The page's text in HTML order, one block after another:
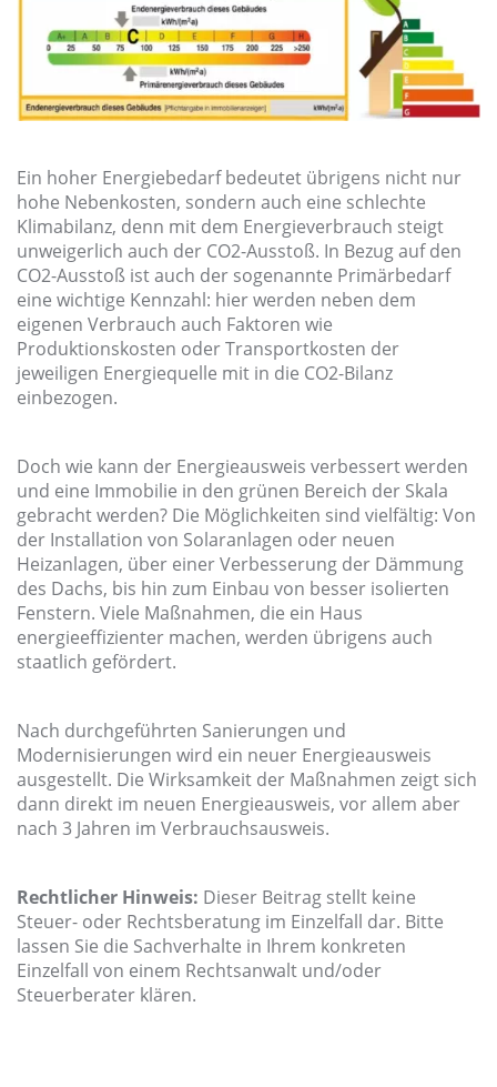
Ein hoher Energiebedarf bedeutet übrigens nicht nur
hohe Nebenkosten, sondern auch eine schlechte
Klimabilanz, denn mit dem Energieverbrauch steigt
unweigerlich auch der CO2-Ausstoß. In Bezug auf den
CO2-Ausstoß ist auch der sogenannte Primärbedarf
eine wichtige Kennzahl: hier werden neben dem
eigenen Verbrauch auch Faktoren wie
Produktionskosten oder Transportkosten der
jeweiligen Energiequelle mit in die CO2-Bilanz
einbezogen.
Doch wie kann der Energieausweis verbessert werden
und eine Immobilie in den grünen Bereich der Skala
gebracht werden? Die Möglichkeiten sind vielfältig: Von
der Installation von Solaranlagen oder neuen
Heizanlagen, über einer Verbesserung der Dämmung
des Dachs, bis hin zum Einbau von besser isolierten
Fenstern. Viele Maßnahmen, die ein Haus
energieeffizienter machen, werden übrigens auch
staatlich gefördert.
Nach durchgeführten Sanierungen und
Modernisierungen wird ein neuer Energieausweis
ausgestellt. Die Wirksamkeit der Maßnahmen zeigt sich
dann direkt im neuen Energieausweis, vor allem aber
nach 3 Jahren im Verbrauchsausweis.
Rechtlicher Hinweis: Dieser Beitrag stellt keine
Steuer- oder Rechtsberatung im Einzelfall dar. Bitte
lassen Sie die Sachverhalte in Ihrem konkreten
Einzelfall von einem Rechtsanwalt und/oder
Steuerberater klären.